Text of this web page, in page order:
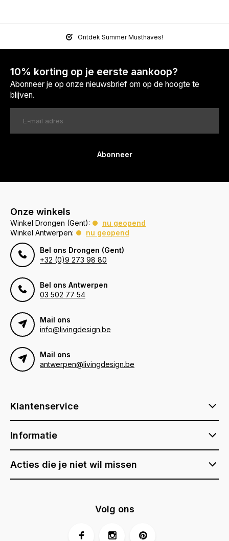
Ontdek Summer Musthaves!
10% korting op je eerste aankoop?
Abonneer je op onze nieuwsbrief om op de hoogte te
blijven.
Abonneer
Onze winkels
Winkel Drongen (Gent):
nu geopend
Winkel Antwerpen:
nu geopend
Bel ons Drongen (Gent)
+32 (0)9 273 98 80
Bel ons Antwerpen
03 502 77 54
Mail ons
info@livingdesign.be
Mail ons
antwerpen@livingdesign.be
Klantenservice
Informatie
Acties die je niet wil missen
Volg ons